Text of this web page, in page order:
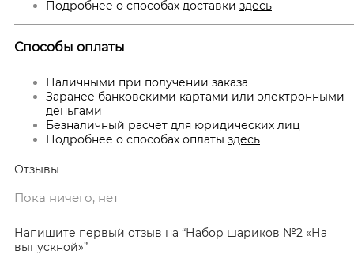
Подробнее о способах доставки здесь
Способы оплаты
Наличными при получении заказа
Заранее банковскими картами или электронными
деньгами
Безналичный расчет для юридических лиц
Подробнее о способах оплаты здесь
Отзывы
Пока ничего, нет
Напишите первый отзыв на “Набор шариков №2 «На
выпускной»”